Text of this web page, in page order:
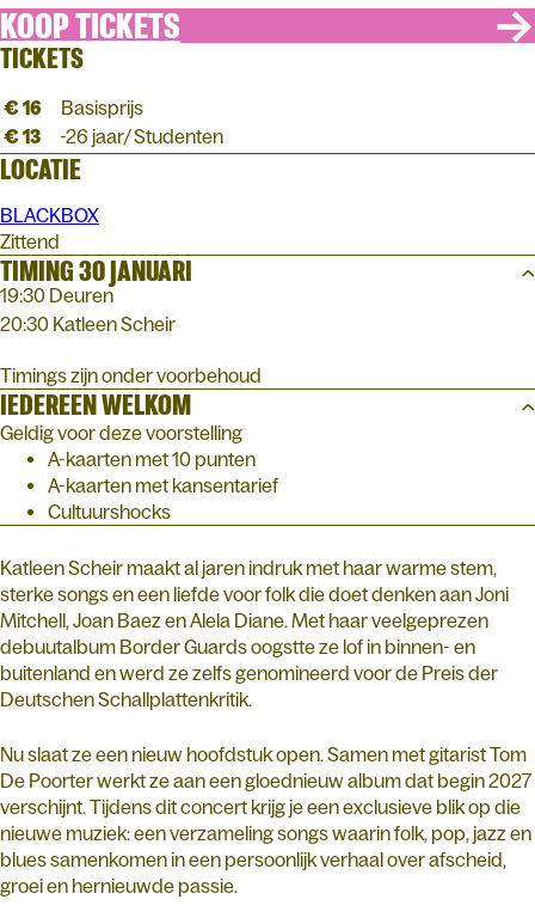
KOOP TICKETS
TICKETS
€ 16
Basisprijs
€ 13
-26 jaar/ Studenten
LOCATIE
BLACKBOX
Zittend
TIMING 30 JANUARI
19:30 Deuren
20:30 Katleen Scheir
Timings zijn onder voorbehoud
IEDEREEN WELKOM
Geldig voor deze voorstelling
A-kaarten met 10 punten
A-kaarten met kansentarief
Cultuurshocks
Katleen Scheir maakt al jaren indruk met haar warme stem,
sterke songs en een liefde voor folk die doet denken aan Joni
Mitchell, Joan Baez en Alela Diane. Met haar veelgeprezen
debuutalbum Border Guards oogstte ze lof in binnen- en
buitenland en werd ze zelfs genomineerd voor de Preis der
Deutschen Schallplattenkritik.
Nu slaat ze een nieuw hoofdstuk open. Samen met gitarist Tom
De Poorter werkt ze aan een gloednieuw album dat begin 2027
verschijnt. Tijdens dit concert krijg je een exclusieve blik op die
nieuwe muziek: een verzameling songs waarin folk, pop, jazz en
blues samenkomen in een persoonlijk verhaal over afscheid,
groei en hernieuwde passie.